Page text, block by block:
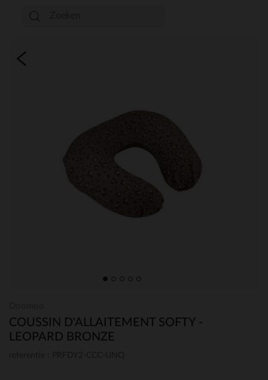
COUSSIN D'ALLAITEMENT SOFTY -
LEOPARD BRONZE